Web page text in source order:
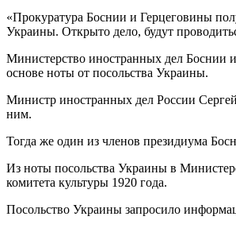
«Прокуратура Боснии и Герцеговины
Украины. Открыто дело, будут
Министерство иностранных дел Боснии и
основе ноты от посольства Украины.
Министр иностранных дел России
ним.
Тогда же один из членов президиума
Из ноты посольства Украины в
комитета культуры 1920 года.
Посольство Украины запросило